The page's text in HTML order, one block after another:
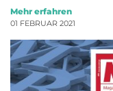
Mehr erfahren
01 FEBRUAR 2021